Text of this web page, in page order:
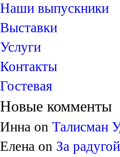
Наши выпускники
Выставки
Услуги
Контакты
Гостевая
Новые комменты
Инна on Талисман
Елена on За радугой